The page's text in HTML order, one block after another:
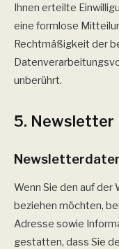
Ihnen erteilte
eine formlose
Rechtmäßigkeit der
unberührt.
5. Newsletter
Wenn Sie den auf
beziehen möchten,
Adresse sowie
gestatten, dass Sie